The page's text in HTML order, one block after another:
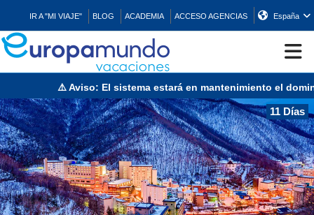
IR A "MI VIAJE" BLOG ACADEMIA ACCESO AGENCIAS España
CRUCEROS
EUROPA
ASIA
⚠️ Aviso: El sistema estará en mantenimiento el domingo
11 Días